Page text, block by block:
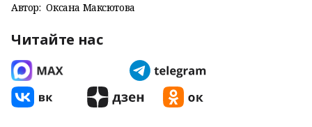
Автор: Оксана Максютова
Читайте нас